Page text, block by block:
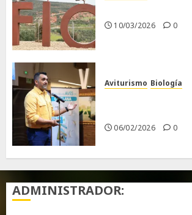
10/03/2026 0
Aviturismo Biología
06/02/2026 0
ADMINISTRADOR: